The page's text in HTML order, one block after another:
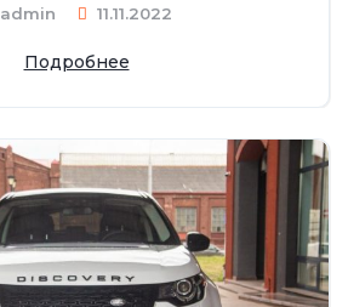
admin 11.11.2022
Подробнее